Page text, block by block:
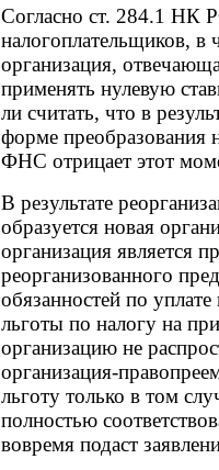
Согласно ст. 284.1 НК
налогоплательщиков, в
организация,
применять нулевую
ли считать, что в
форме преобразования
ФНС отрицает этот
В результате
образуется новая
организация является
реорганизованного
обязанностей по
льготы по налогу на
организацию не
организация-
льготу только в том
полностью
вовремя подаст